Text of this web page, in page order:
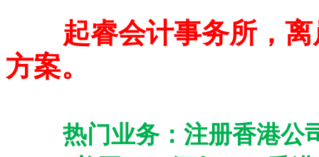
起睿会计事务所，
方案。
热门业务：注册香港公